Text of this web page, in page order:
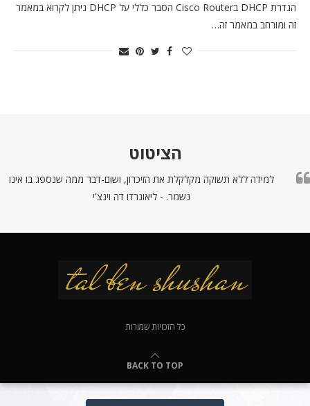
הגדרת DHCP בCisco Router הסבר כללי על DHCP ניתן לקרוא במאמר
זה ומורחב במאמר זה…
הציטוט
למידה ללא תשוקה מקלקלת את הזיכרון, ושום-דבר ממה שנספג בו אינו
נשמר. - ליאונרדו דה וינצ'י
כל הזכויות שמורות
BACK TO TOP